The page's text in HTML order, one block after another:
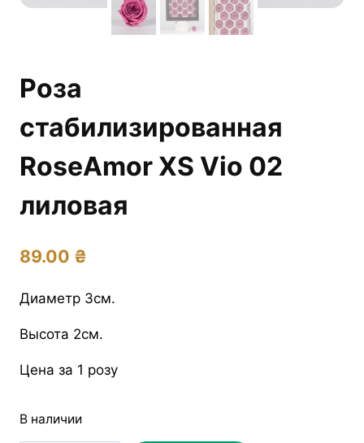
Роза
стабилизированная
RoseAmor XS Vio 02
лиловая
89.00 ₴
Диаметр 3см.
Высота 2см.
Цена за 1 розу
В наличии